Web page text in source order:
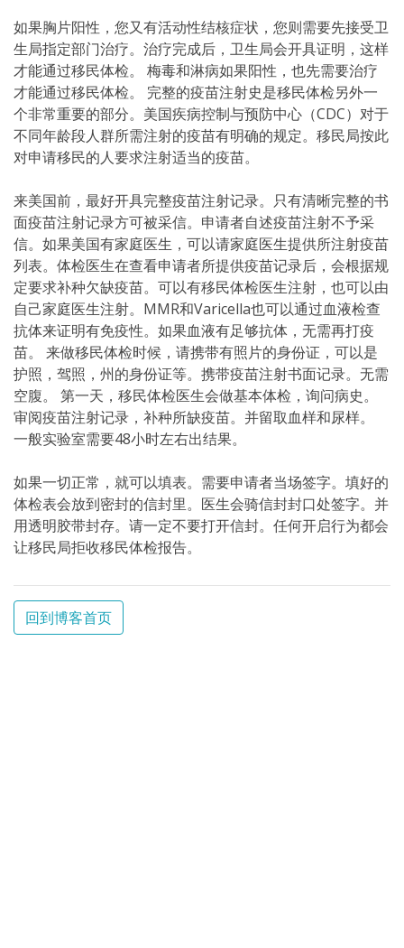
如果胸片阳性，您又有活动性结核症状，您则需要先接受卫
生局指定部门治疗。治疗完成后，卫生局会开具证明，这样
才能通过移民体检。 梅毒和淋病如果阳性，也先需要治疗
才能通过移民体检。 完整的疫苗注射史是移民体检另外一
个非常重要的部分。美国疾病控制与预防中心（CDC）对于
不同年龄段人群所需注射的疫苗有明确的规定。移民局按此
对申请移民的人要求注射适当的疫苗。
来美国前，最好开具完整疫苗注射记录。只有清晰完整的书
面疫苗注射记录方可被采信。申请者自述疫苗注射不予采
信。如果美国有家庭医生，可以请家庭医生提供所注射疫苗
列表。体检医生在查看申请者所提供疫苗记录后，会根据规
定要求补种欠缺疫苗。可以有移民体检医生注射，也可以由
自己家庭医生注射。MMR和Varicella也可以通过血液检查
抗体来证明有免疫性。如果血液有足够抗体，无需再打疫
苗。 来做移民体检时候，请携带有照片的身份证，可以是
护照，驾照，州的身份证等。携带疫苗注射书面记录。无需
空腹。 第一天，移民体检医生会做基本体检，询问病史。
审阅疫苗注射记录，补种所缺疫苗。并留取血样和尿样。
一般实验室需要48小时左右出结果。
如果一切正常，就可以填表。需要申请者当场签字。填好的
体检表会放到密封的信封里。医生会骑信封封口处签字。并
用透明胶带封存。请一定不要打开信封。任何开启行为都会
让移民局拒收移民体检报告。
回到博客首页